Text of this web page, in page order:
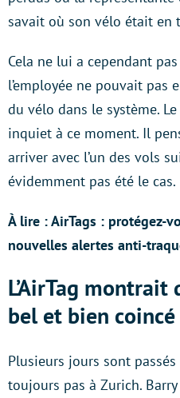
savait où son vélo était en
Cela ne lui a cependant
l’employée ne pouvait pas
du vélo dans le système.
inquiet à ce moment. Il
arriver avec l’un des vols
évidemment pas été le cas.
À lire : AirTags : protégez-
nouvelles alertes anti-
L’AirTag
bel et bien
Plusieurs jours sont
toujours pas à Zurich.